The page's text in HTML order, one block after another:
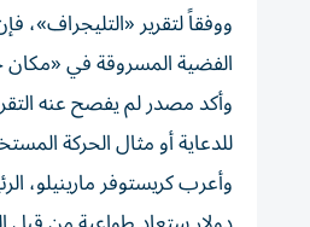
ووفقاً لتقرير
الفضية المسروقة في «مكان
للدعاية أو مثال الحركة